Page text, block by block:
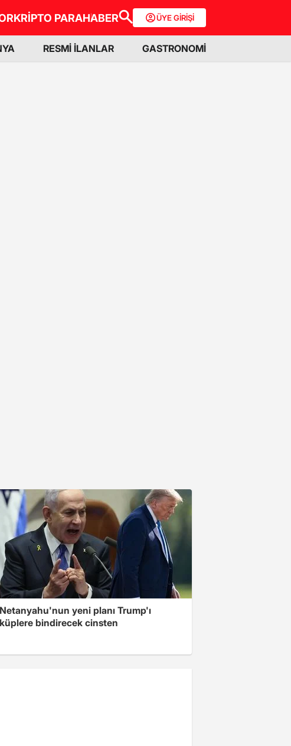
KRİPTO PARAHABER ÜYE GİRİŞİ
RESMİ İLANLAR GASTRONOMİ
Netanyahu'nun yeni planı Trump'ı
küplere bindirecek cinsten